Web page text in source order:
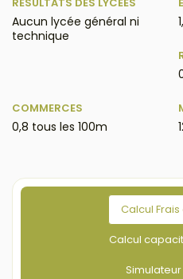
Aucun lycée général ni
technique
COMMERCES
0,8 tous les 100m
Calcul
Calcul